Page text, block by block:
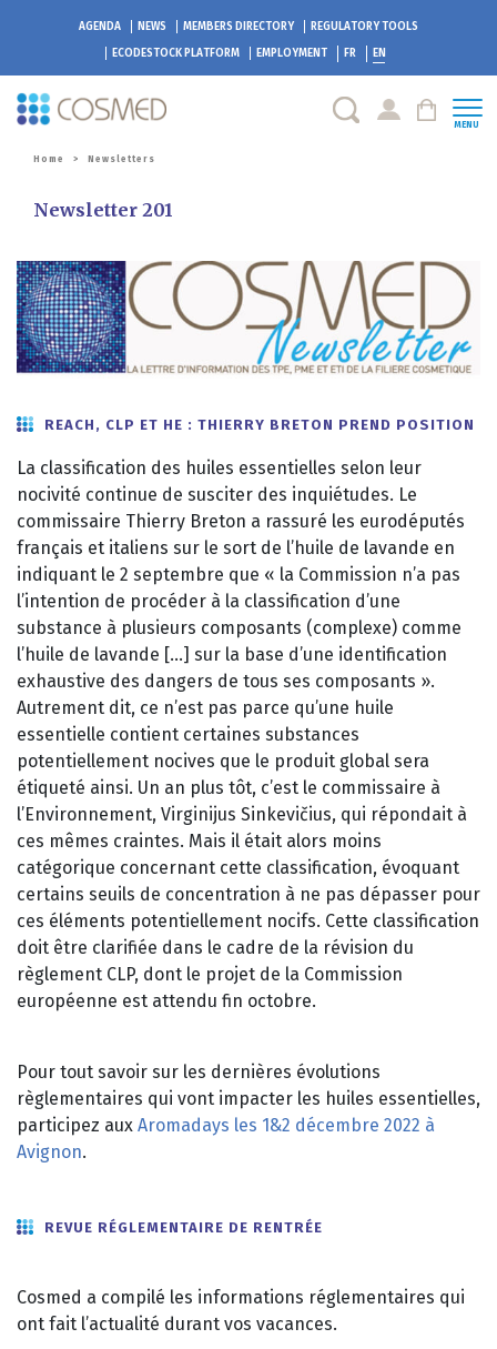
AGENDA NEWS MEMBERS DIRECTORY
REGULATORY TOOLS
ECODESTOCK PLATFORM EMPLOYMENT FR EN
MENU
Home > Newsletters
Newsletter 201
REACH, CLP ET HE : THIERRY BRETON PREND POSITION
La classification des huiles essentielles selon leur
nocivité continue de susciter des inquiétudes. Le
commissaire Thierry Breton a rassuré les eurodéputés
français et italiens sur le sort de l’huile de lavande en
indiquant le 2 septembre que « la Commission n’a pas
l’intention de procéder à la classification d’une
substance à plusieurs composants (complexe) comme
l’huile de lavande […] sur la base d’une identification
exhaustive des dangers de tous ses composants ».
Autrement dit, ce n’est pas parce qu’une huile
essentielle contient certaines substances
potentiellement nocives que le produit global sera
étiqueté ainsi. Un an plus tôt, c’est le commissaire à
l’Environnement, Virginijus Sinkevičius, qui répondait à
ces mêmes craintes. Mais il était alors moins
catégorique concernant cette classification, évoquant
certains seuils de concentration à ne pas dépasser pour
ces éléments potentiellement nocifs. Cette classification
doit être clarifiée dans le cadre de la révision du
règlement CLP, dont le projet de la Commission
européenne est attendu fin octobre.
Pour tout savoir sur les dernières évolutions
règlementaires qui vont impacter les huiles essentielles,
participez aux Aromadays les 1&2 décembre 2022 à
Avignon.
REVUE RÉGLEMENTAIRE DE RENTRÉE
Cosmed a compilé les informations réglementaires qui
ont fait l’actualité durant vos vacances.